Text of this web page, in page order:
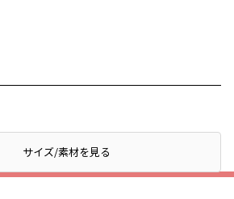
サイズ/素材を見る